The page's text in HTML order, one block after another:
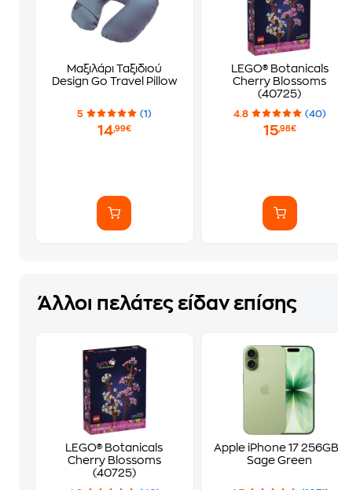
Μαξιλάρι Ταξιδιού
Design Go Travel Pillow
5 (1)
14,99€
LEGO® Botanicals
Cherry Blossoms
(40725)
4.8 (40)
15,98€
Άλλοι πελάτες είδαν επίσης
LEGO® Botanicals
Cherry Blossoms
(40725)
Apple iPhone 17
Sage Green